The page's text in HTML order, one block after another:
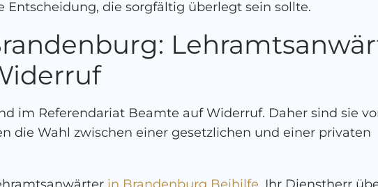
die sorgfältig überlegt sein sollte.
im Referendariat Beamte auf Widerruf. Daher sind sie
die Wahl zwischen einer gesetzlichen und einer privaten